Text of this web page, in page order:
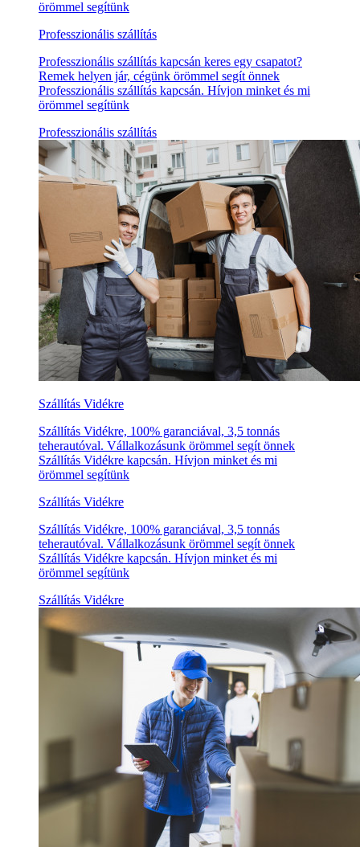
örömmel segítünk
Professzionális szállítás
Professzionális szállítás kapcsán keres egy csapatot?
Remek helyen jár, cégünk örömmel segít önnek
Professzionális szállítás kapcsán. Hívjon minket és mi
örömmel segítünk
Professzionális szállítás
Szállítás Vidékre
Szállítás Vidékre, 100% garanciával, 3,5 tonnás
teherautóval. Vállalkozásunk örömmel segít önnek
Szállítás Vidékre kapcsán. Hívjon minket és mi
örömmel segítünk
Szállítás Vidékre
Szállítás Vidékre, 100% garanciával, 3,5 tonnás
teherautóval. Vállalkozásunk örömmel segít önnek
Szállítás Vidékre kapcsán. Hívjon minket és mi
örömmel segítünk
Szállítás Vidékre